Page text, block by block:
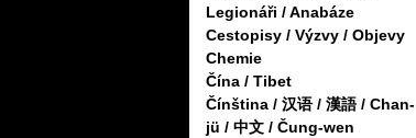
Legionáři / Anabáze
Cestopisy / Výzvy / Objevy
Chemie
Čína / Tibet
Čínština / 汉语 / 漢語 / Chan-
jü / 中文 / Čung-wen